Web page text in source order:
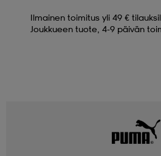
Ilmainen toimitus yli 49 €
Joukkueen tuote, 4-9 päivän